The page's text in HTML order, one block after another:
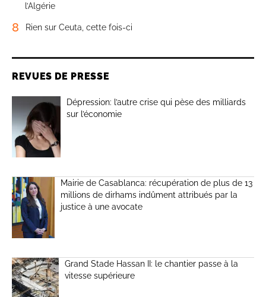
l’Algérie
8 Rien sur Ceuta, cette fois-ci
REVUES DE PRESSE
Dépression: l’autre crise qui pèse des milliards
sur l’économie
Mairie de Casablanca: récupération de plus de 13
millions de dirhams indûment attribués par la
justice à une avocate
Grand Stade Hassan II: le chantier passe à la
vitesse supérieure